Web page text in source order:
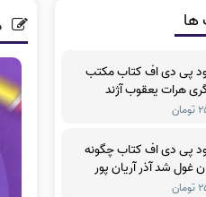
ها
پی دی اف کتاب مکتب
هرات یعقوب آژند
پی دی اف کتاب چگونه
غول شد آذر آریان پور